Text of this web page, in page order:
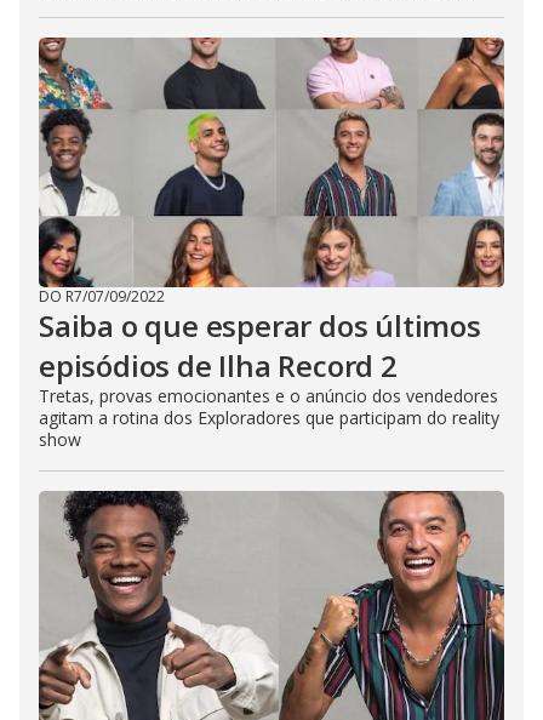
DO R7/07/09/2022
Saiba o que esperar dos últimos
episódios de Ilha Record 2
Tretas, provas emocionantes e o anúncio dos vendedores
agitam a rotina dos Exploradores que participam do reality
show